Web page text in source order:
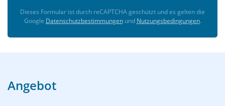
Dieses Formular ist durch reCAPTCHA geschützt und es gelten die
Google Datenschutzbestimmungenund Nutzungsbedingungen.
Angebot